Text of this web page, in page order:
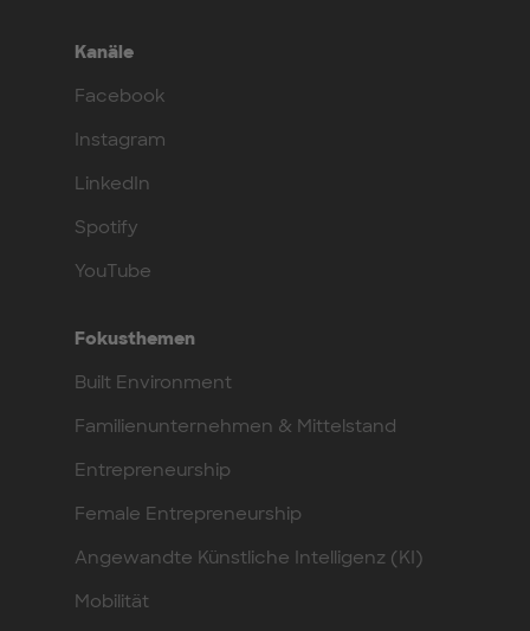
Kanäle
Facebook
Instagram
LinkedIn
Spotify
YouTube
Fokusthemen
Built Environment
Familienunternehmen & Mittelstand
Entrepreneurship
Female Entrepreneurship
Angewandte Künstliche Intelligenz (KI)
Mobilität